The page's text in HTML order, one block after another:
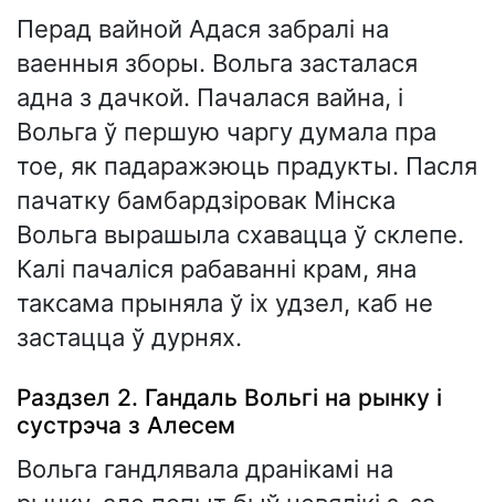
Перад вайной Адася забралі на
ваенныя зборы. Вольга засталася
адна з дачкой. Пачалася вайна, і
Вольга ў першую чаргу думала пра
тое, як падаражэюць прадукты. Пасля
пачатку бамбардзіровак Мінска
Вольга вырашыла схавацца ў склепе.
Калі пачаліся рабаванні крам, яна
таксама прыняла ў іх удзел, каб не
застацца ў дурнях.
Раздзел 2. Гандаль Вольгі на рынку і
сустрэча з Алесем
Вольга гандлявала дранікамі на